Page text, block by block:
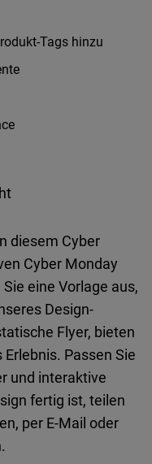
Tags hinzu
diesem Cyber
Cyber Monday
eine Vorlage aus,
Design-
Flyer, bieten
Passen Sie
und interaktive
fertig ist, teilen
per E-Mail oder